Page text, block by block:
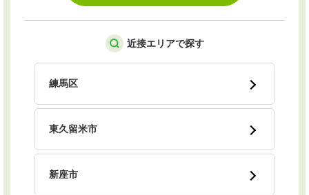
近接エリアで探す
練馬区
東久留米市
新座市